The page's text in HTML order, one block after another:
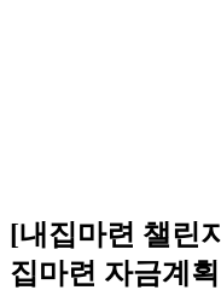
[내집마련 챌린
집마련 자금계